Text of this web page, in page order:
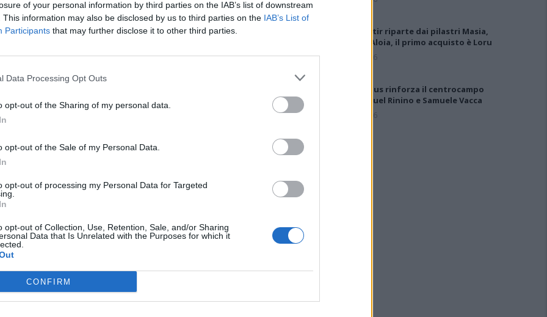
of your personal information by third parties on the IAB’s list of downstream
This information may also be disclosed by us to third parties on the IAB’s List of
Participants that may further disclose it to other third parties.
Data Processing Opt Outs
opt-out of the Sharing of my personal data.
opt-out of the Sale of my Personal Data.
opt-out of processing my Personal Data for Targeted
opt-out of Collection, Use, Retention, Sale, and/or Sharing
Data that Is Unrelated with the Purposes for which it
CONFIRM
10 7 5 51 29 8 3 0 31 10 2 4 5 20 19
10 5 7 44 37 8 2 1 30 10 2 3 6 14 27
6 6 9 34 42 6 2
6 5 10 40 49 3 2 5 21 25
1 4 17 21 91 1 3 7 17 39 0 1 10 4
del 25/03/2018
Il Monastir riparte dai pilastri Masia,
Pinna e Aloia, il primo acquisto è Loru
7 Ago 2026
Il Selargius rinforza il centrocampo
con Manuel Rinino e Samuele Vacca
6 Ago 2026